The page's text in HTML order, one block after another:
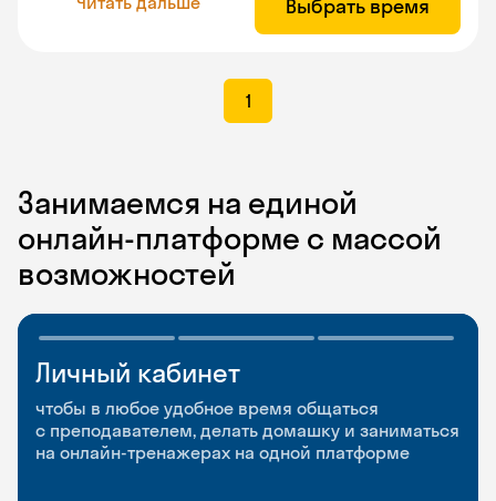
Выбрать время
1
Занимаемся на единой
онлайн-платформе с массой
возможностей
Личный кабинет
чтобы в любое удобное время общаться
с преподавателем, делать домашку и заниматься
на онлайн-тренажерах на одной платформе
Мобильное
приложение
чтобы заниматься и изучать новые слова где
и когда удобно
Разговорные клубы
и Talks
Групповые занятия для разговорной практики
и индивидуальные встречи с преподавателями